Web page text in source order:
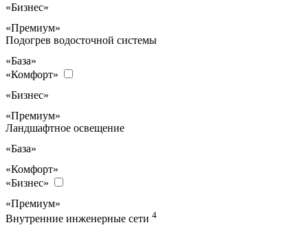
«Бизнес»
«Премиум»
Подогрев водосточной системы
«База»
«Комфорт»
«Бизнес»
«Премиум»
Ландшафтное освещение
«База»
«Комфорт»
«Бизнес»
«Премиум»
Внутренние инженерные сети 4